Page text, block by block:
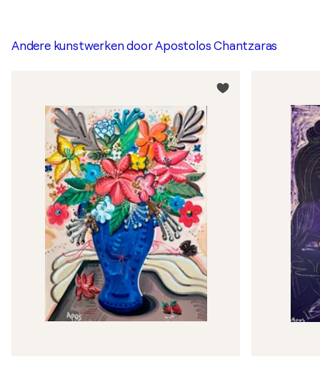
Andere kunstwerken doorApostolos Chantzaras